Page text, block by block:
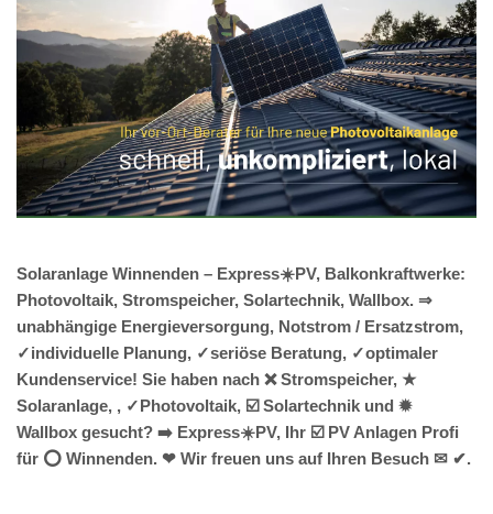
Solaranlage Winnenden – Express☀️PV, Balkonkraftwerke:
Photovoltaik, Stromspeicher, Solartechnik, Wallbox. ⇒
unabhängige Energieversorgung, Notstrom / Ersatzstrom,
✓individuelle Planung, ✓seriöse Beratung, ✓optimaler
Kundenservice! Sie haben nach ❌ Stromspeicher, ★
Solaranlage, , ✓Photovoltaik, ☑️ Solartechnik und ✹
Wallbox gesucht? ➡️ Express☀️PV️, Ihr ☑️ PV Anlagen Profi
für ⭕ Winnenden. ❤ Wir freuen uns auf Ihren Besuch ✉ ✔.